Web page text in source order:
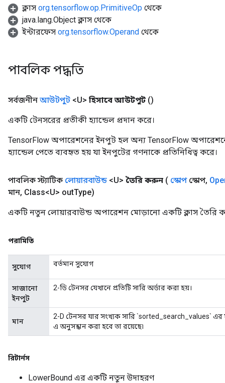
ক্লাস org.tensorflow.op.PrimitiveOp থেকে
java.lang.Object ক্লাস থেকে
ইন্টারফেস org.tensorflow.Operand থেকে
পাবলিক পদ্ধতি
সর্বজনীন আউটপুট <U> হিসাবে আউটপুট ()
একটি টেনসরের প্রতীকী হ্যান্ডেল প্রদান করে।
TensorFlow অপারেশনের ইনপুট হল অন্য TensorFlow
হ্যান্ডেল পেতে ব্যবহৃত হয় যা ইনপুটের গণনাকে প্রতিনিধিত্ব করে।
পাবলিক স্ট্যাটিক লোয়ারবাউন্ড <U> তৈরি করুন ( স্কোপস্কোপ,
মান, Class<U> outType)
একটি নতুন লোয়ারবাউন্ড অপারেশন মোড়ানো একটি ক্লাস তৈরি
পরামিতি
সুযোগ বর্তমান সুযোগ
সাজানো
ইনপুট
2-ডি টেনসর যেখানে প্রতিটি সারি অর্ডার করা হয়।
মান
2-D টেনসর যার সংখ্যক সারি `sorted_search_values`
এ অনুসন্ধান করা হবে তা রয়েছে৷
রিটার্নস
LowerBound এর একটি নতুন উদাহরণ